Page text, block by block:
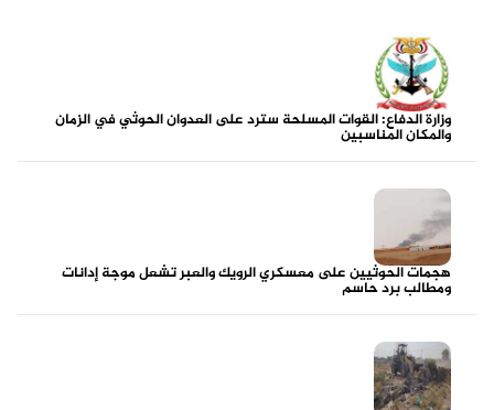
وزارة الدفاع: القوات المسلحة سترد على العدوان الحوثي في الزمان
والمكان المناسبين
هجمات الحوثيين على معسكري الرويك والعبر تشعل موجة إدانات
ومطالب برد حاسم